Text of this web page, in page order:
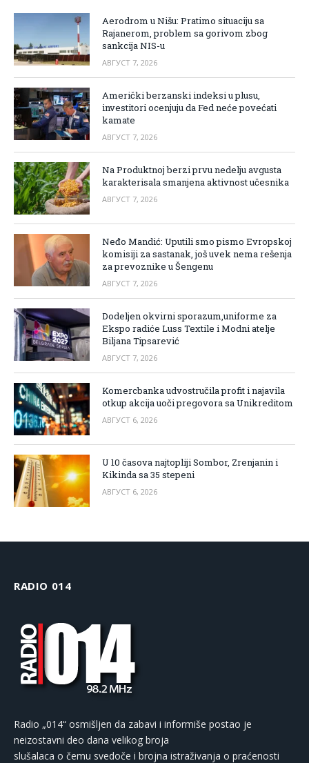
Aerodrom u Nišu: Pratimo situaciju sa
Rajanerom, problem sa gorivom zbog
sankcija NIS-u
АВГУСТ 7, 2026
Američki berzanski indeksi u plusu,
investitori ocenjuju da Fed neće povećati
kamate
АВГУСТ 7, 2026
Na Produktnoj berzi prvu nedelju avgusta
karakterisala smanjena aktivnost učesnika
АВГУСТ 7, 2026
Neđo Mandić: Uputili smo pismo Evropskoj
komisiji za sastanak, još uvek nema rešenja
za prevoznike u Šengenu
АВГУСТ 7, 2026
Dodeljen okvirni sporazum,uniforme za
Ekspo radiće Luss Textile i Modni atelje
Biljana Tipsarević
АВГУСТ 7, 2026
Komercbanka udvostručila profit i najavila
otkup akcija uoči pregovora sa Unikreditom
АВГУСТ 6, 2026
U 10 časova najtopliji Sombor, Zrenjanin i
Kikinda sa 35 stepeni
АВГУСТ 6, 2026
RADIO 014
Radio „014“ osmišljen da zabavi i informiše postao je
neizostavni deo dana velikog broja
slušalaca o čemu svedoče i brojna istraživanja o praćenosti